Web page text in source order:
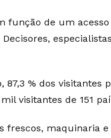
função de um
% dos visitantes
visitantes de 151
frescos, maquinaria